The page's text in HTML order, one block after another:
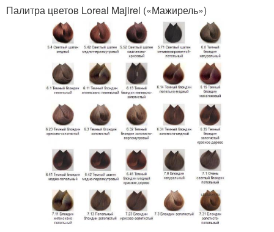
Палитра цветов Loreal Majirel («Мажирель»)